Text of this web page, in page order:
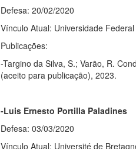
Defesa: 20/02/2020
Vínculo Atual: Universidade
Publicações:
-Targino da Silva, S.; Varão, R.
(aceito para publicação), 2023.
-Luis Ernesto Portilla Paladines
Defesa: 03/03/2020
Vínculo Atual: Université de